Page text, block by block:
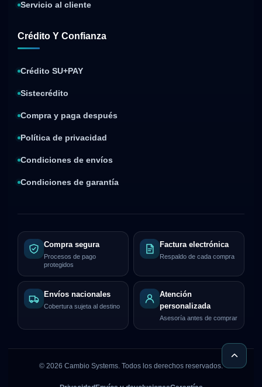
Servicio al cliente
Crédito Y Confianza
Crédito SU+PAY
Sistecrédito
Compra y paga después
Política de privacidad
Condiciones de envíos
Condiciones de garantía
Compra segura
Procesos de pago
protegidos
Factura electrónica
Respaldo de cada compra
Envíos nacionales
Cobertura sujeta al destino
Atención
personalizada
Asesoría antes de comprar
© 2026 Cambio Systems. Todos los derechos reservados.